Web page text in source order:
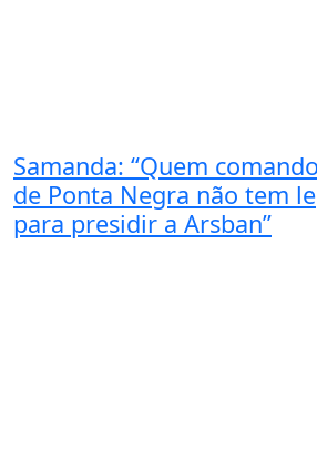
Samanda: “Quem
de Ponta Negra não tem
para presidir a Arsban”